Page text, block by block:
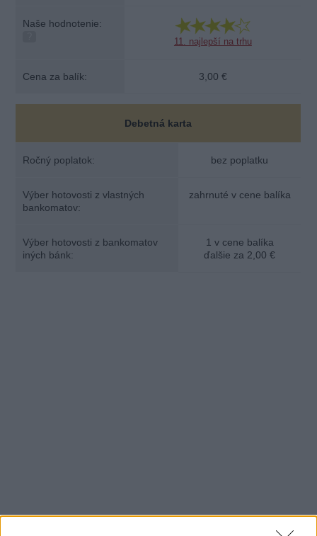
Naše hodnotenie:
11. najlepší na trhu
Cena za balík: 3,00 €
Debetná karta
Ročný poplatok: bez poplatku
Výber hotovosti z vlastných
bankomatov:
zahrnuté v cene balíka
Výber hotovosti z bankomatov
iných bánk:
1 v cene balíka
ďalšie za 2,00 €